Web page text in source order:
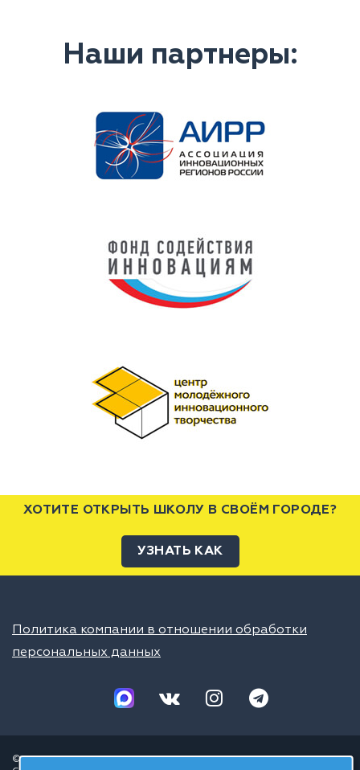
Наши партнеры:
ХОТИТЕ ОТКРЫТЬ ШКОЛУ В СВОЁМ ГОРОДЕ?
УЗНАТЬ КАК
Политика компании в отношении обработки
персональных данных
© 2026 ШЦТ